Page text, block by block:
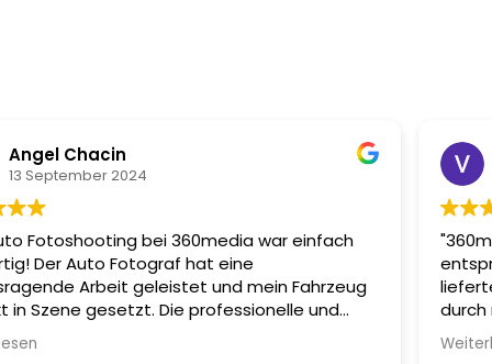
2024
bei 360media war einfach
Fotograf hat eine
geleistet und mein Fahrzeug
Die professionelle und
Wer einen erstklassigen Auto
Victor
17 August
"360media hat
entsprochen!
lieferte einen
durch mein
es Kunden, sich
bewegen und